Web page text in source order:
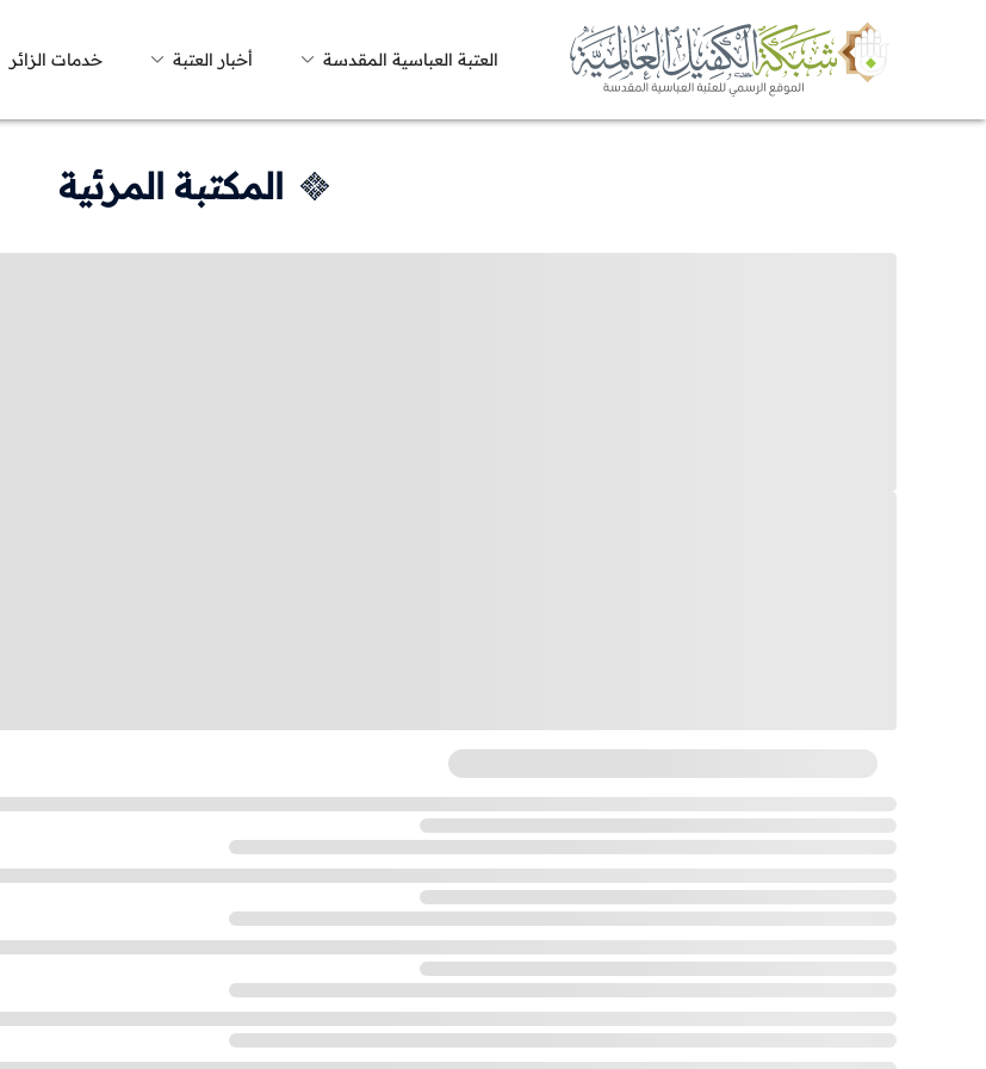
العتبة العباسية المقدسة أخبار العتبة خدمات الزائر
المكتبة المرئية